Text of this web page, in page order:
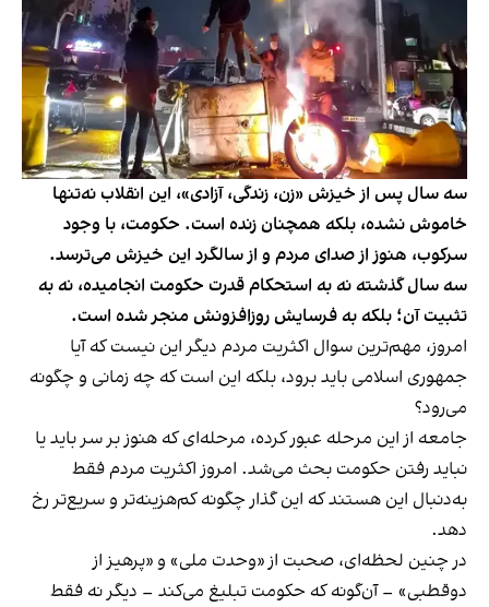
سه سال پس از خیزش «زن، زندگی، آزادی»، این انقلاب نه‌تنها
خاموش نشده، بلکه همچنان زنده است. حکومت، با وجود
سرکوب، هنوز از صدای مردم و از سالگرد این خیزش می‌ترسد.
سه سال گذشته نه به استحکام قدرت حکومت انجامیده، نه به
تثبیت آن؛ بلکه به فرسایش روزافزونش منجر شده است.
امروز، مهم‌ترین سوال اکثریت مردم دیگر این نیست که آیا
جمهوری اسلامی باید برود، بلکه این است که چه زمانی و چگونه
می‌رود؟
جامعه از این مرحله عبور کرده، مرحله‌ای که هنوز بر سر باید یا
نباید رفتن حکومت بحث می‌شد. امروز اکثریت مردم فقط
به‌دنبال این هستند که این گذار چگونه کم‌هزینه‌تر و سریع‌تر رخ
دهد.
در چنین لحظه‌ای، صحبت از «وحدت ملی» و «پرهیز از
دوقطبی» – آن‌گونه که حکومت تبلیغ می‌کند – دیگر نه فقط